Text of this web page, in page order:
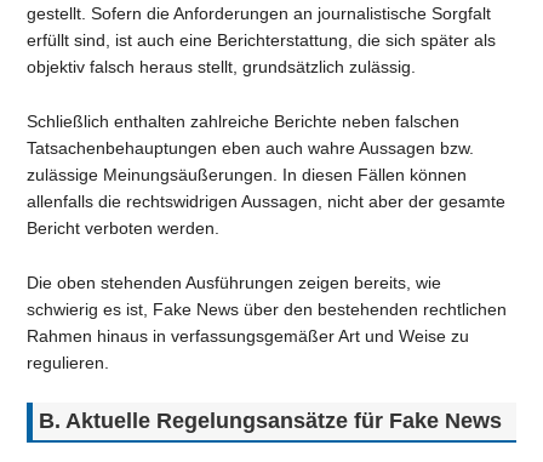
gestellt. Sofern die Anforderungen an journalistische Sorgfalt
erfüllt sind, ist auch eine Berichterstattung, die sich später als
objektiv falsch heraus stellt, grundsätzlich zulässig.
Schließlich enthalten zahlreiche Berichte neben falschen
Tatsachenbehauptungen eben auch wahre Aussagen bzw.
zulässige Meinungsäußerungen. In diesen Fällen können
allenfalls die rechtswidrigen Aussagen, nicht aber der gesamte
Bericht verboten werden.
Die oben stehenden Ausführungen zeigen bereits, wie
schwierig es ist, Fake News über den bestehenden rechtlichen
Rahmen hinaus in verfassungsgemäßer Art und Weise zu
regulieren.
B. Aktuelle Regelungsansätze für Fake News